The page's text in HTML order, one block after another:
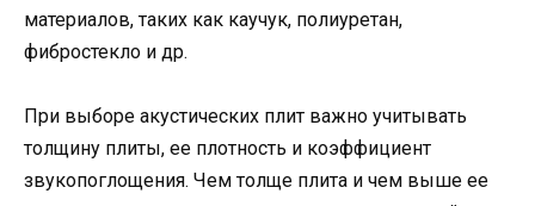
материалов, таких как каучук, полиуретан,
фибростекло и др.
При выборе акустических плит важно учитывать
толщину плиты, ее плотность и коэффициент
звукопоглощения. Чем толще плита и чем выше ее